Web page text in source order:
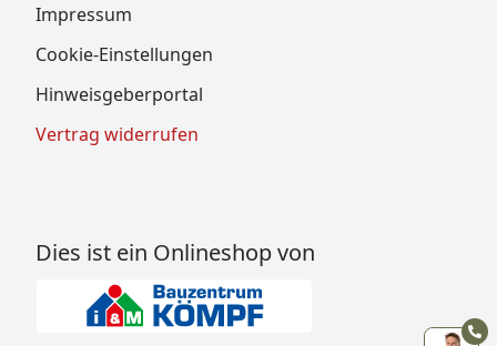
Impressum
Cookie-Einstellungen
Hinweisgeberportal
Vertrag widerrufen
Dies ist ein Onlineshop von